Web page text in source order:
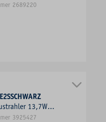
2689220
13,7W
Kst Konv sw mt
3925427